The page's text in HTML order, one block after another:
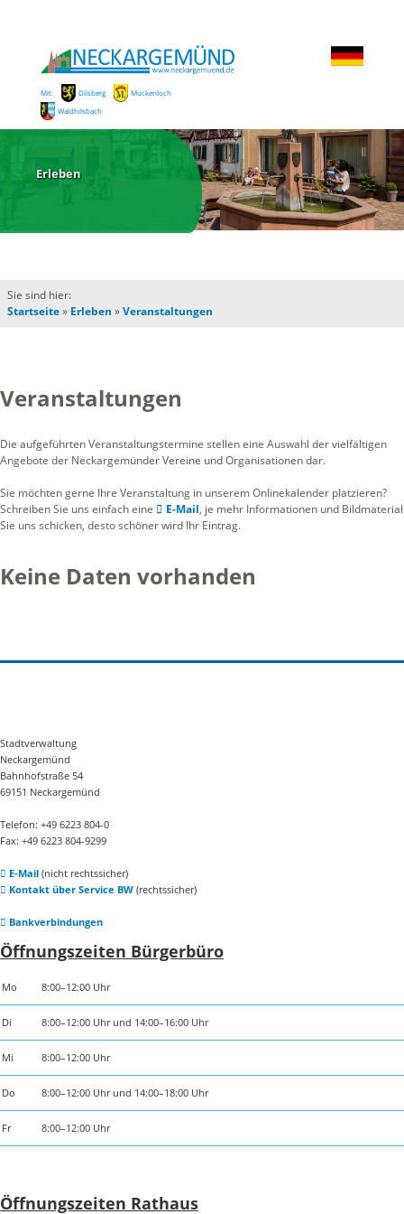
Mit: Dilsberg
Mückenloch
Waldhilsbach
Erleben
Sie sind hier:
Startseite» Erleben »Veranstaltungen
Veranstaltungen
Die aufgeführten Veranstaltungstermine stellen eine Auswahl der vielfältigen
Angebote der Neckargemünder Vereine und Organisationen dar.
Sie möchten gerne Ihre Veranstaltung in unserem Onlinekalender platzieren?
Schreiben Sie uns einfach eine
E-Mail, je mehr Informationen und Bildmaterial
Sie uns schicken, desto schöner wird Ihr Eintrag.
Keine Daten vorhanden
Stadtverwaltung
Neckargemünd
Bahnhofstraße 54
69151 Neckargemünd
Telefon: +49 6223 804-0
Fax: +49 6223 804-9299
E-Mail(nicht rechtssicher)
Kontakt über Service BW(rechtssicher)
Bankverbindungen
Öffnungszeiten Bürgerbüro
Mo 8:00–12:00 Uhr
Di 8:00–12:00 Uhr und 14:00–16:00 Uhr
Mi 8:00–12:00 Uhr
Do 8:00–12:00 Uhr und 14:00–18:00 Uhr
Fr 8:00–12:00 Uhr
Öffnungszeiten Rathaus